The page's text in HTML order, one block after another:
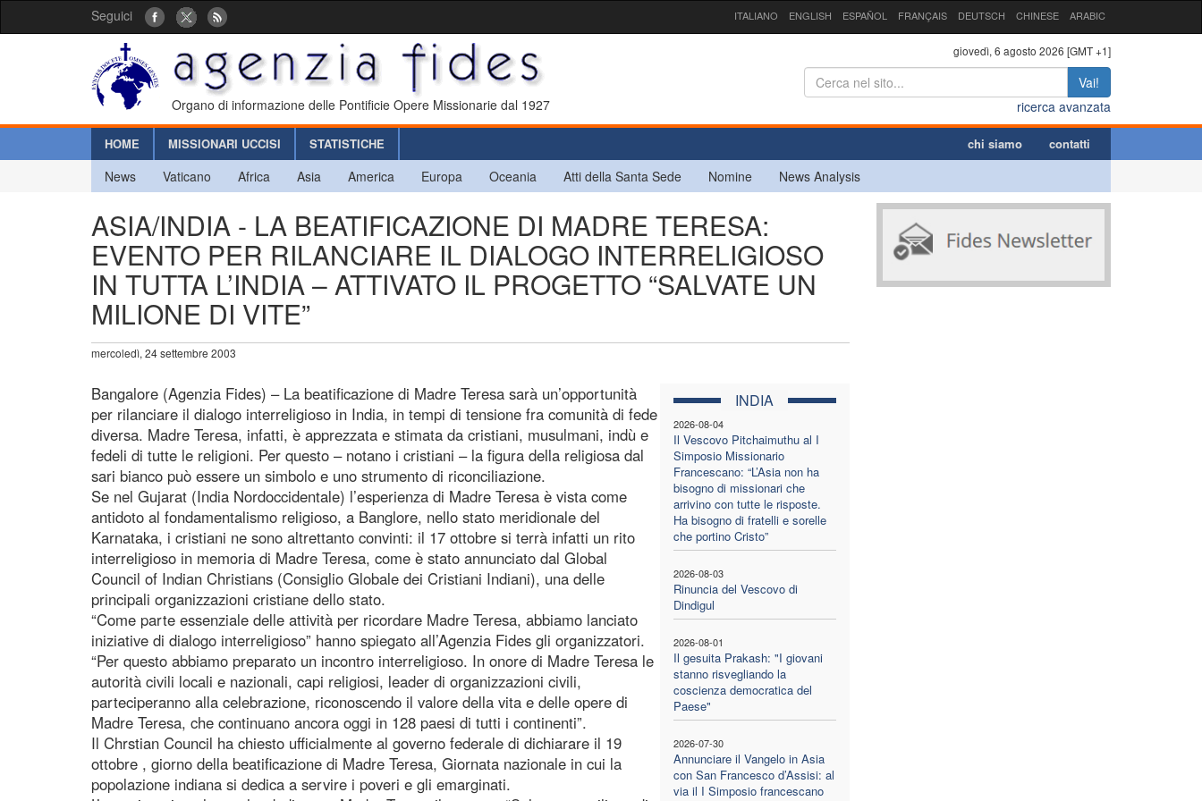
Seguici ITALIANO ENGLISH ESPAÑOL FRANÇAIS DEUTSCH CHINESE ARABIC
Organo di informazione delle Pontificie Opere Missionarie dal 1927
giovedì, 6 agosto 2026 [GMT +1]
Vai!
ricerca avanzata
HOME MISSIONARI UCCISI STATISTICHE chi siamo contatti
News Vaticano Africa Asia America Europa Oceania Atti della Santa Sede Nomine News Analysis
ASIA/INDIA - LA BEATIFICAZIONE DI MADRE TERESA:
EVENTO PER RILANCIARE IL DIALOGO INTERRELIGIOSO
IN TUTTA L’INDIA – ATTIVATO IL PROGETTO “SALVATE UN
MILIONE DI VITE”
mercoledì, 24 settembre 2003
INDIA
2026-08-04
Il Vescovo Pitchaimuthu al I
Simposio Missionario
Francescano: “L’Asia non ha
bisogno di missionari che
arrivino con tutte le risposte.
Ha bisogno di fratelli e sorelle
che portino Cristo”
2026-08-03
Rinuncia del Vescovo di
Dindigul
2026-08-01
Il gesuita Prakash: "I giovani
stanno risvegliando la
coscienza democratica del
Paese"
2026-07-30
Annunciare il Vangelo in Asia
con San Francesco d’Assisi: al
via il I Simposio francescano
Bangalore (Agenzia Fides) – La beatificazione di Madre Teresa sarà un’opportunità
per rilanciare il dialogo interreligioso in India, in tempi di tensione fra comunità di fede
diversa. Madre Teresa, infatti, è apprezzata e stimata da cristiani, musulmani, indù e
fedeli di tutte le religioni. Per questo – notano i cristiani – la figura della religiosa dal
sari bianco può essere un simbolo e uno strumento di riconciliazione.
Se nel Gujarat (India Nordoccidentale) l’esperienza di Madre Teresa è vista come
antidoto al fondamentalismo religioso, a Banglore, nello stato meridionale del
Karnataka, i cristiani ne sono altrettanto convinti: il 17 ottobre si terrà infatti un rito
interreligioso in memoria di Madre Teresa, come è stato annunciato dal Global
Council of Indian Christians (Consiglio Globale dei Cristiani Indiani), una delle
principali organizzazioni cristiane dello stato.
“Come parte essenziale delle attività per ricordare Madre Teresa, abbiamo lanciato
iniziative di dialogo interreligioso” hanno spiegato all’Agenzia Fides gli organizzatori.
“Per questo abbiamo preparato un incontro interreligioso. In onore di Madre Teresa le
autorità civili locali e nazionali, capi religiosi, leader di organizzazioni civili,
parteciperanno alla celebrazione, riconoscendo il valore della vita e delle opere di
Madre Teresa, che continuano ancora oggi in 128 paesi di tutti i continenti”.
Il Chrstian Council ha chiesto ufficialmente al governo federale di dichiarare il 19
ottobre , giorno della beatificazione di Madre Teresa, Giornata nazionale in cui la
popolazione indiana si dedica a servire i poveri e gli emarginati.